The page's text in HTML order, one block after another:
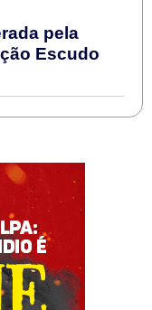
pela
Escudo